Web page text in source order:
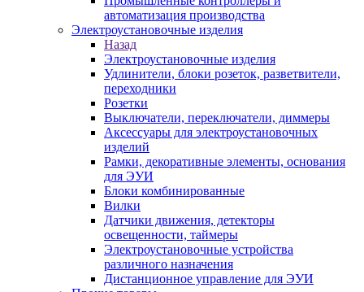
автоматизация производства
Электроустановочные изделия
Назад
Электроустановочные изделия
Удлинители, блоки розеток, разветвители,
переходники
Розетки
Выключатели, переключатели, диммеры
Аксессуары для электроустановочных
изделий
Рамки, декоративные элементы, основания
для ЭУИ
Блоки комбинированные
Вилки
Датчики движения, детекторы
освещенности, таймеры
Электроустановочные устройства
различного назначения
Дистанционное управление для ЭУИ